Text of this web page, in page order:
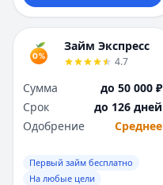
Займ Экспресс
4.7
Сумма
до 50 000 ₽
Срок
до 126 дней
Одобрение
Среднее
Первый займ бесплатно
На любые цели